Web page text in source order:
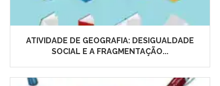
ATIVIDADE DE GEOGRAFIA: DESIGUALDADE
SOCIAL E A FRAGMENTAÇÃO...